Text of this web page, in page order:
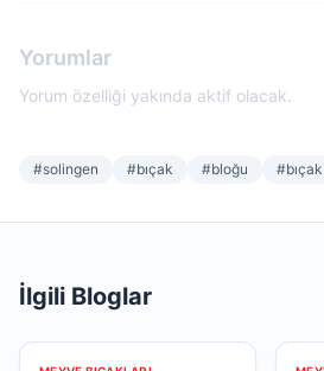
Yorumlar
Yorum özelliği yakında aktif olacak.
#solingen #bıçak #bloğu #
İlgili Bloglar